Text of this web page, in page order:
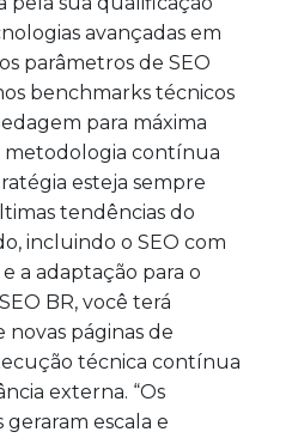
avançadas em
parâmetros de SEO
benchmarks técnicos
para máxima
metodologia contínua
esteja sempre
tendências do
incluindo o SEO com
a adaptação para o
BR, você terá
páginas de
técnica contínua
externa. “Os
escala e